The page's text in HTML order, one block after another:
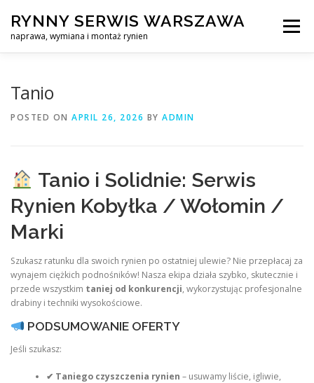
content
RYNNY SERWIS WARSZAWA
naprawa, wymiana i montaż rynien
Menu
Tanio
POSTED ON APRIL 26, 2026 BY ADMIN
Tanio i Solidnie: Serwis
Rynien Kobyłka / Wołomin /
Marki
Szukasz ratunku dla swoich rynien po ostatniej ulewie? Nie przepłacaj za
wynajem ciężkich podnośników! Nasza ekipa działa szybko, skutecznie i
przede wszystkim taniej od konkurencji, wykorzystując profesjonalne
drabiny i techniki wysokościowe.
PODSUMOWANIE OFERTY
Jeśli szukasz:
✔ Taniego czyszczenia rynien – usuwamy liście, igliwie,